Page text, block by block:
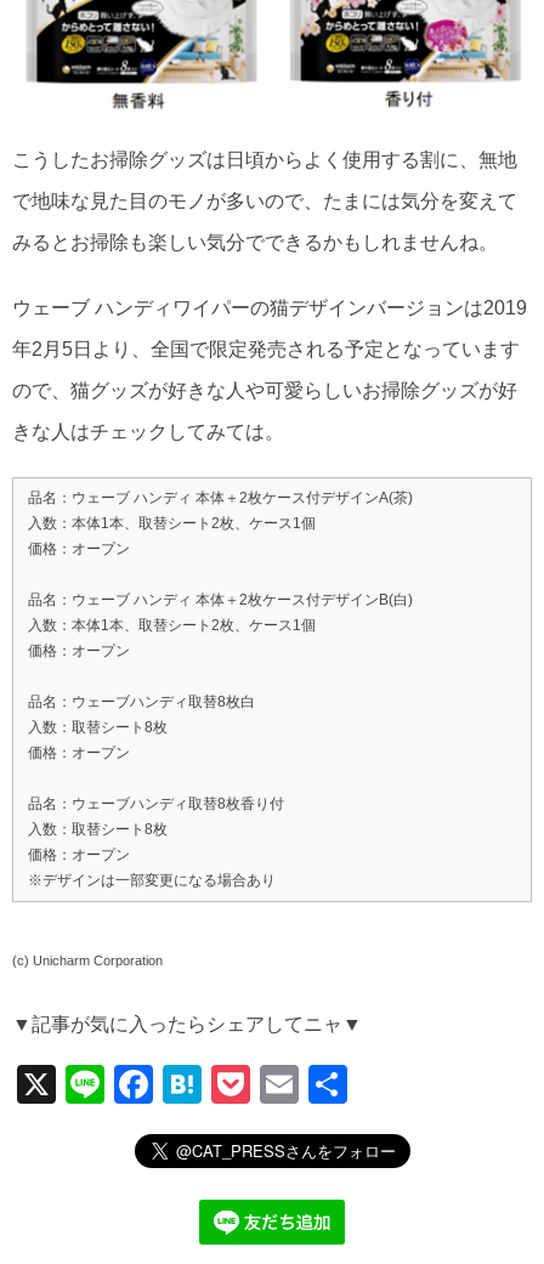
こうしたお掃除グッズは日頃からよく使用する割に、無地
で地味な見た目のモノが多いので、たまには気分を変えて
みるとお掃除も楽しい気分でできるかもしれませんね。
ウェーブ ハンディワイパーの猫デザインバージョンは2019
年2月5日より、全国で限定発売される予定となっています
ので、猫グッズが好きな人や可愛らしいお掃除グッズが好
きな人はチェックしてみては。
品名：ウェーブ ハンディ 本体＋2枚ケース付デザインA(茶)
入数：本体1本、取替シート2枚、ケース1個
価格：オープン
品名：ウェーブ ハンディ 本体＋2枚ケース付デザインB(白)
入数：本体1本、取替シート2枚、ケース1個
価格：オープン
品名：ウェーブハンディ取替8枚白
入数：取替シート8枚
価格：オープン
品名：ウェーブハンディ取替8枚香り付
入数：取替シート8枚
価格：オープン
※デザインは一部変更になる場合あり
(c) Unicharm Corporation
▼記事が気に入ったらシェアしてニャ▼
X
Li
F
a
c
H
at
e
n
a
P
o
ck
et
E
m
ail
有